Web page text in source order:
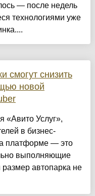
— после недель
технологиями уже
смогут снизить
новой
«Авито Услуг»,
в бизнес-
платформе — это
выполняющие
автопарка не